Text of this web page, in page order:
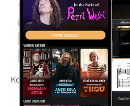
Kokeile
Kokeilemalla ilmaiseksi saat
viikon